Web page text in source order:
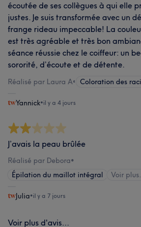
écoutée de ses collègues à qui elle
justes. Je suis transformée avec un
frange rideau impeccable! La
est très agréable et très bon
séance réussie chez le coiffeur: un
sororité, d’écoute et de détente.
Réalisé par Laura A• Coloration des
Yannick•il y a 4 jours
J’avais la peau brûlée
Réalisé par Debora•
Épilation du maillot intégral
Voir
Julia•il y a 7 jours
Voir plus d'avis...